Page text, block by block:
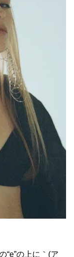
“e”の上に｀(ア